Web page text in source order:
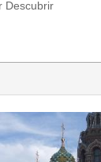
Descubrir